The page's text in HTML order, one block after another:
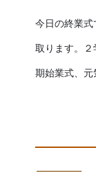
今日の終業
取ります。
期始業式、元